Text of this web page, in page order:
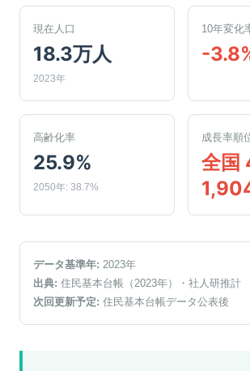
現在人口
18.3万人
2023年
10年変化
-
高齢化率
25.9%
2050年: 38.7%
成長率順
全国
データ基準年: 2023年
出典: 住民基本台帳（2023年）
・社人研推計
次回更新予定: 住民基本台帳データ公表後